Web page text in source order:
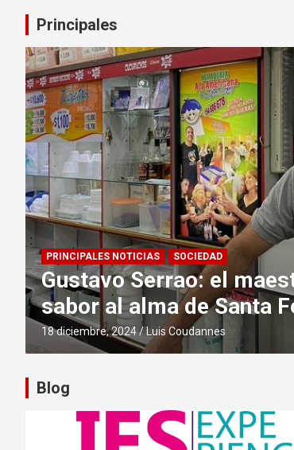
Principales
PRINCIPALES NOTICIAS SOCIEDAD
Gustavo Serrao: el
sabor al alma de Santa
18 diciembre, 2024 Luis Coudannes
Blog